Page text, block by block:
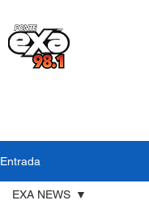
Entrada
EXA NEWS